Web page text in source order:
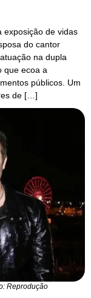
exposição de vidas
do cantor
na dupla
que ecoa a
públicos. Um
de […]
Reprodução